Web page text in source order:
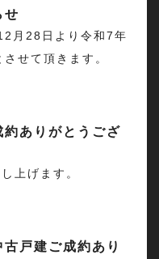
せ
月28日より令和7年
せて頂きます。
ありがとうござ
上げます。
戸建ご成約あり